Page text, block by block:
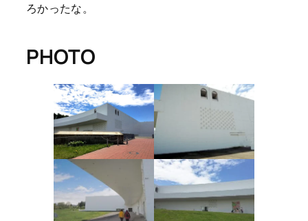
ろかったな。
PHOTO